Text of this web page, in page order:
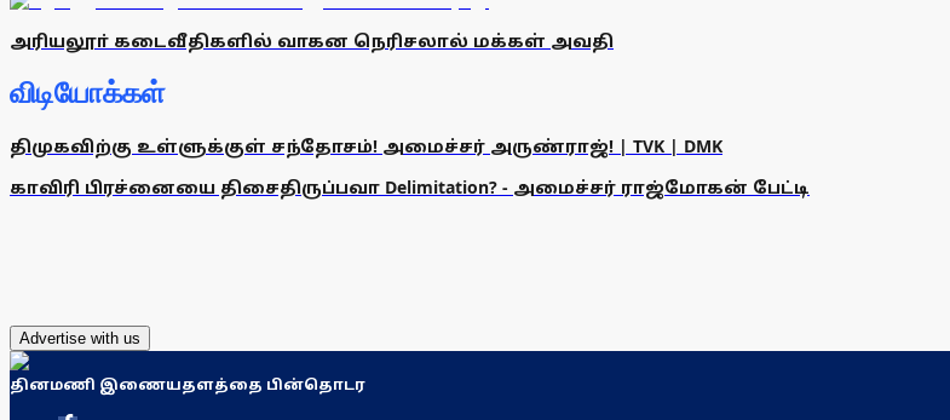
அரியலூா் கடைவீதிகளில் வாகன நெரிசலால் மக்கள் அவதி
விடியோக்கள்
திமுகவிற்கு உள்ளுக்குள் சந்தோசம்! அமைச்சர் அருண்ராஜ்! | TVK | DMK
காவிரி பிரச்னையை திசைதிருப்பவா Delimitation? - அமைச்சர் ராஜ்மோகன் பேட்டி
Advertise with us
தினமணி இணையதளத்தை பின்தொடர